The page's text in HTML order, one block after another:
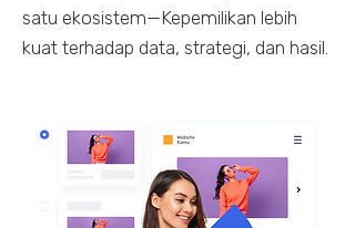
satu ekosistem—Kepemilikan lebih
kuat terhadap data, strategi, dan hasil.